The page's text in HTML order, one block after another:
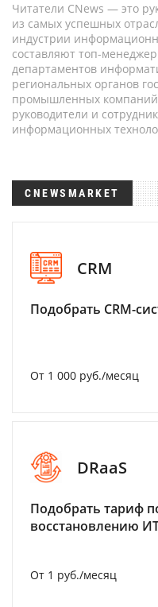
Читатели CNews — это
из самых успешных
индустрии
составляют топ-
департаментов
региональных органов
промышленных
руководители и
информационных
CNEWSMARKET
CRM
Подобрать CRM-
От 1 000 руб./месяц
DRaaS
Подобрать тариф
восстановлению
От 1 руб./месяц